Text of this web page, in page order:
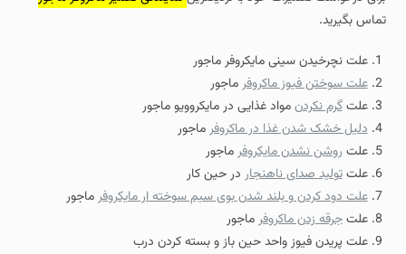
تماس بگیرید.
علت نچرخیدن سینی مایکروفر ماجور
علت سوختن فیوز ماکروفرماجور
علتگرم نکردنمواد غذایی در مایکروویو ماجور
دلیل خشک شدن غذا در ماکروفرماجور
علت روشن نشدن مایکروفرماجور
علتتولید صدای ناهنجار در حین کار
علت دود کردن و بلند شدن بوی سیم سوخته ار مایکروفرماجور
علتجرقه زدن ماکروفرماجور
علت پریدن فیوز واحد حین باز و بسته کردن درب